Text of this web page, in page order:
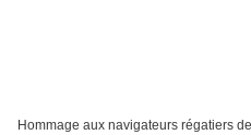
Hommage aux navigateurs régatiers